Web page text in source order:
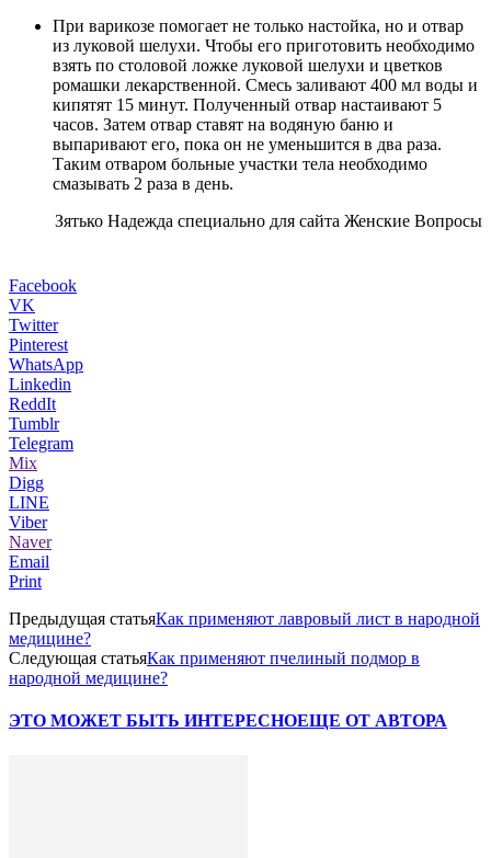
При варикозе помогает не только настойка, но и отвар
из луковой шелухи. Чтобы его приготовить необходимо
взять по столовой ложке луковой шелухи и цветков
ромашки лекарственной. Смесь заливают 400 мл воды и
кипятят 15 минут. Полученный отвар настаивают 5
часов. Затем отвар ставят на водяную баню и
выпаривают его, пока он не уменьшится в два раза.
Таким отваром больные участки тела необходимо
смазывать 2 раза в день.
Зятько Надежда специально для сайта Женские Вопросы
Facebook
VK
Twitter
Pinterest
WhatsApp
Linkedin
ReddIt
Tumblr
Telegram
Mix
Digg
LINE
Viber
Naver
Email
Print
Предыдущая статьяКак применяют лавровый лист в народной
медицине?
Следующая статьяКак применяют пчелиный подмор в
народной медицине?
ЭТО МОЖЕТ БЫТЬ ИНТЕРЕСНОЕЩЕ ОТ АВТОРА